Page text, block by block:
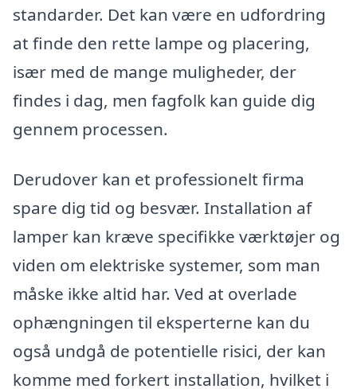
standarder. Det kan være en udfordring
at finde den rette lampe og placering,
især med de mange muligheder, der
findes i dag, men fagfolk kan guide dig
gennem processen.
Derudover kan et professionelt firma
spare dig tid og besvær. Installation af
lamper kan kræve specifikke værktøjer og
viden om elektriske systemer, som man
måske ikke altid har. Ved at overlade
ophængningen til eksperterne kan du
også undgå de potentielle risici, der kan
komme med forkert installation, hvilket i